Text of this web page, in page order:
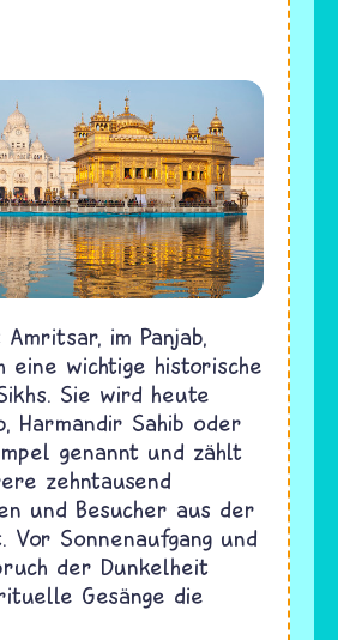
im Panjab,
eine wichtige historische
Sie wird heute
Harmandir Sahib oder
genannt und zählt
zehntausend
und Besucher aus der
Vor Sonnenaufgang und
der Dunkelheit
Gesänge die